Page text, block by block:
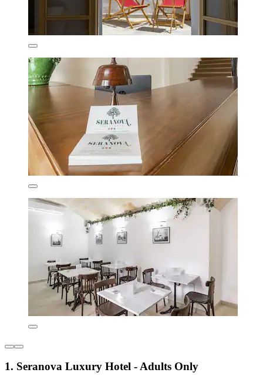
1. Seranova Luxury Hotel - Adults Only